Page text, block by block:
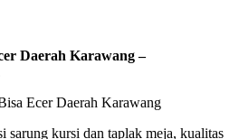
Daerah Karawang –
sarung kursi dan taplak meja, kualitas